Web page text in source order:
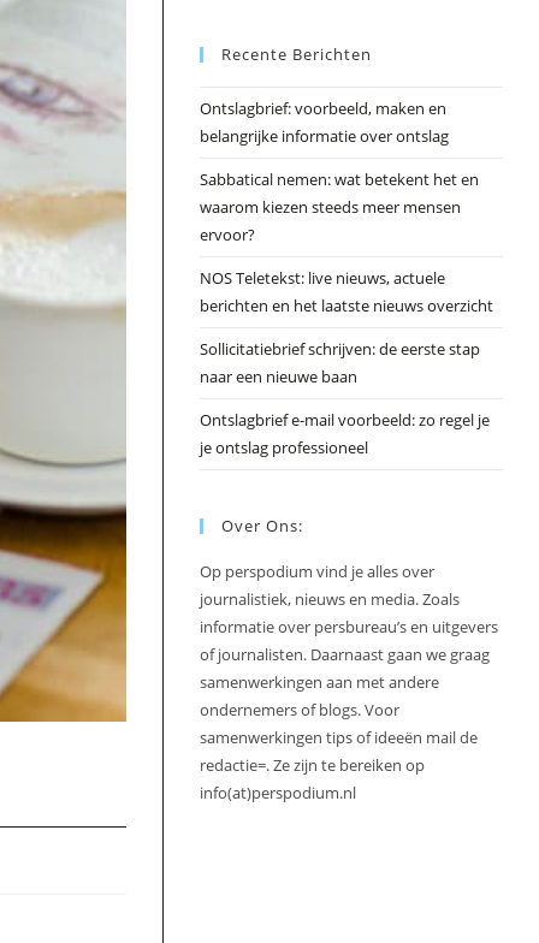
Recente Berichten
Ontslagbrief: voorbeeld, maken en
belangrijke informatie over ontslag
Sabbatical nemen: wat betekent het en
waarom kiezen steeds meer mensen
ervoor?
NOS Teletekst: live nieuws, actuele
berichten en het laatste nieuws overzicht
Sollicitatiebrief schrijven: de eerste stap
naar een nieuwe baan
Ontslagbrief e-mail voorbeeld: zo regel je
je ontslag professioneel
Over Ons:
Op perspodium vind je alles over
journalistiek, nieuws en media. Zoals
informatie over persbureau’s en uitgevers
of journalisten. Daarnaast gaan we graag
samenwerkingen aan met andere
ondernemers of blogs. Voor
samenwerkingen tips of ideeën mail de
redactie=. Ze zijn te bereiken op
info(at)perspodium.nl